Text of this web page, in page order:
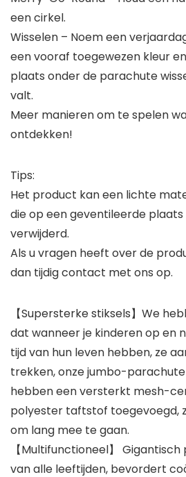
een cirkel.
Wisselen – Noem een
een vooraf toegewezen kleur
plaats onder de parachute
valt.
Meer manieren om te spelen
ontdekken!
Tips:
Het product kan een lichte
die op een geventileerde
verwijderd.
Als u vragen heeft over de
dan tijdig contact met ons op.
【Supersterke stiksels】We
dat wanneer je kinderen op en
tijd van hun leven hebben, ze
trekken, onze jumbo-
hebben een versterkt mesh-
polyester taftstof toegevoegd,
om lang mee te gaan.
【Multifunctioneel】
van alle leeftijden, bevordert